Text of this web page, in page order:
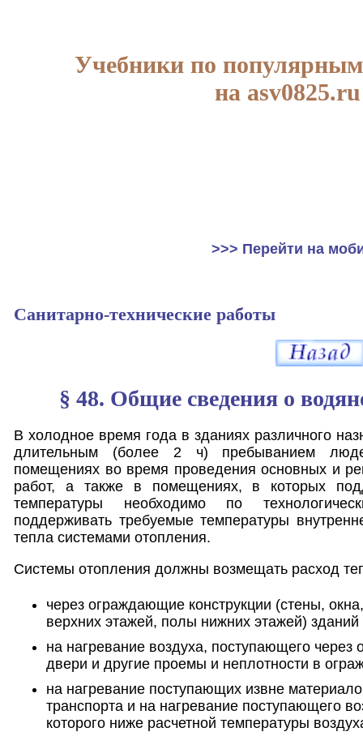
Учебники по
на asv0825.ru
>>> Перейти на
Санитарно-технические работы
§ 48. Общие сведения о
В холодное время года в зданиях различного
длительным (более 2 ч) пребыванием
помещениях во время проведения основных и
работ, а также в помещениях, в которых
температуры необходимо по
поддерживать требуемые температуры
тепла системами отопления.
Системы отопления должны возмещать расход
через ограждающие конструкции (стены,
верхних этажей, полы нижних этажей)
на нагревание воздуха, поступающего через
двери и другие проемы и неплотности в
на нагревание поступающих извне
транспорта и на нагревание поступающего
которого ниже расчетной температуры